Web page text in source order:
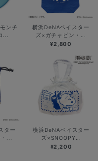
ンチ
...
横浜DeNAベイスター
ズ×ガチャピン・...
¥2,800
ター
...
横浜DeNAベイスター
ズ×SNOOPY...
¥2,200